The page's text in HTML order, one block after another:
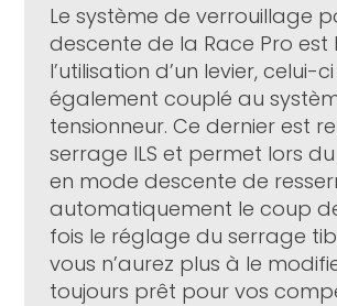
Le système de verrouillage
descente de la Race Pro est
l’utilisation d’un levier, celui-
également couplé au
tensionneur. Ce dernier est
serrage ILS et permet lors
en mode descente de
automatiquement le coup
fois le réglage du serrage
vous n’aurez plus à le
toujours prêt pour vos